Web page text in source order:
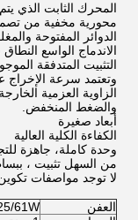
المحرك الثابت الذي
محورية مخفية من
الدوائر المفتوحة
الاندماج الواسع
التثبيت المتدفقة
وتعتمد سرعة
الزاوية العزمية
والضغط المنخفض.
أبعاد صغيرة
الكفاءة الكلية العالية
وحدة كاملة، جاهزة
من السهل تثبيت ،
لا توجد مواصفات
العفن
61W